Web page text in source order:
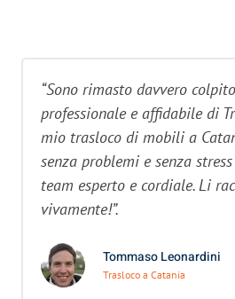
“Sono rimasto davvero
professionale e affidabile di
mio trasloco di mobili a
senza problemi e senza
team esperto e cordiale. Li
vivamente!”.
Tommaso Leonardini
Trasloco a Catania